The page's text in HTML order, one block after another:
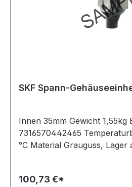
Innen 35mm Gewicht 1,55kg
7316570442465
°C Material Grauguss, Lager
Ausführung für
100,73 €*